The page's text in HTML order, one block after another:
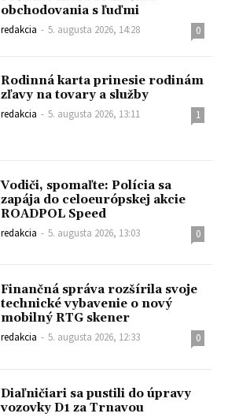
obchodovania s ľuďmi
redakcia - 5. augusta 2026, 14:28 0
Rodinná karta prinesie rodinám
zľavy na tovary a služby
redakcia - 5. augusta 2026, 13:11 1
Vodiči, spomaľte: Polícia sa
zapája do celoeurópskej akcie
ROADPOL Speed
redakcia - 5. augusta 2026, 13:03 0
Finančná správa rozšírila svoje
technické vybavenie o nový
mobilný RTG skener
redakcia - 5. augusta 2026, 12:33 0
Diaľničiari sa pustili do úpravy
vozovky D1 za Trnavou